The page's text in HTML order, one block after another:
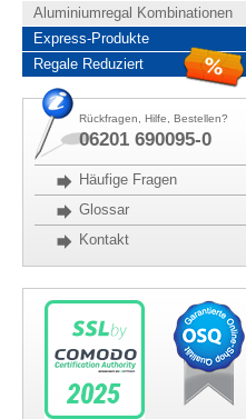
Aluminiumregal Kombinationen
Express-Produkte
Regale Reduziert
Rückfragen, Hilfe, Bestellen?
06201 690095-0
Häufige Fragen
Glossar
Kontakt